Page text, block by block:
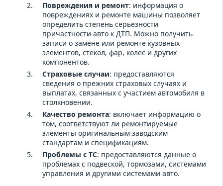
Повреждения и ремонт: информация о
повреждениях и ремонте машины позволяет
определить степень серьезности
причастности авто к ДТП. Можно получить
записи о замене или ремонте кузовных
элементов, стекол, фар, колес и других
компонентов.
Страховые случаи: предоставляются
сведения о прежних страховых случаях и
выплатах, связанных с участием автомобиля в
столкновении.
Качество ремонта: включает информацию о
том, соответствуют ли ремонтируемые
элементы оригинальным заводским
стандартам и спецификациям.
Проблемы с ТС: предоставляются данные о
проблемах с подвеской, тормозами, системами
управления и другими системами авто.